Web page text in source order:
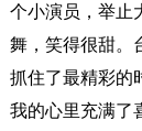
个小演员，举止
舞，笑得很甜。
抓住了最精彩的
我的心里充满了